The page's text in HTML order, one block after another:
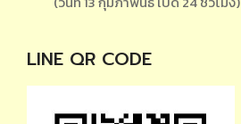
LINE QR CODE